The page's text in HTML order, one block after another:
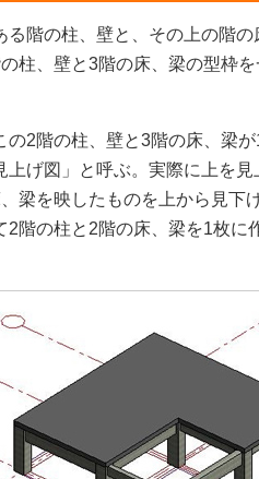
る階の柱、壁と、その上の階
柱、壁と3階の床、梁の型枠
の2階の柱、壁と3階の床、梁
上げ図」と呼ぶ。実際に上を
梁を映したものを上から見下
2階の柱と2階の床、梁を1枚に